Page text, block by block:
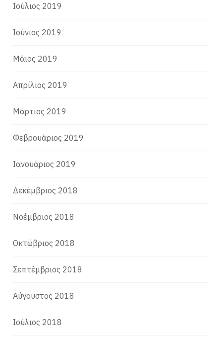
Ιούλιος 2019
Ιούνιος 2019
Μάιος 2019
Απρίλιος 2019
Μάρτιος 2019
Φεβρουάριος 2019
Ιανουάριος 2019
Δεκέμβριος 2018
Νοέμβριος 2018
Οκτώβριος 2018
Σεπτέμβριος 2018
Αύγουστος 2018
Ιούλιος 2018